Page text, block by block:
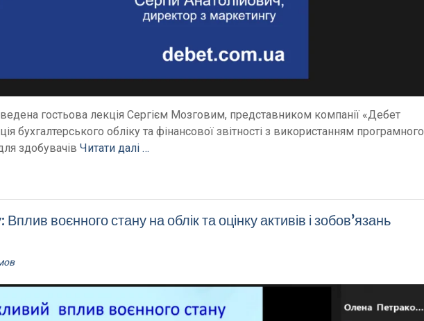
гостьова лекція Сергієм Мозговим, представником компанії «Дебет
бухгалтерського обліку та фінансової звітності з використанням програмного
здобувачів Читати далі …
воєнного стану на облік та оцінку активів і зобов’язань